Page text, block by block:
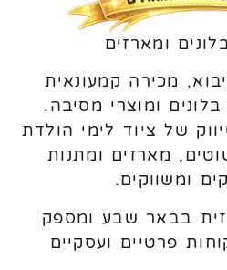
ומארזים
מכירה קמעונאית
ומוצרי מסיבה.
של ציוד לימי הולדת
מארזים ומתנות
ומשווקים.
בבאר שבע ומספק
פרטיים ועסקיים